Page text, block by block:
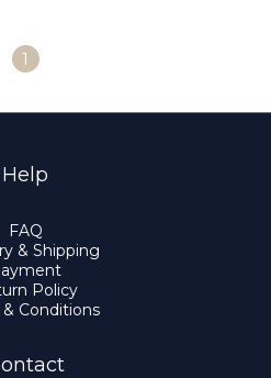
1
Help
FAQ
& Shipping
Policy
Conditions